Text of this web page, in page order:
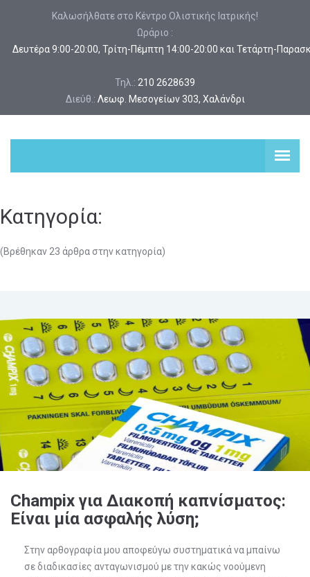
Καλωσήλθατε στο Κέντρο Ολιστικής Ιατρικής!
Ωράριο :
Δευτέρα 9:00-20:00, Τρίτη-Πέμπτη 14:00-20:00 και Τετάρτη-
Τηλ.: 210 2628639
Διεύθ.: Λεωφ. Μεσογείων 303, Χαλάνδρι
Κατηγορία:
(Βρέθηκαν 23 άρθρα στην κατηγορία)
Champix για Διακοπή καπνίσματος:
Είναι μία ασφαλής λύση;
Στην αρθογραφία μου αποφεύγω συστηματικά να μπαίνω
σε διαδικασίες ανταγωνισμού με την κακώς νοούμενη